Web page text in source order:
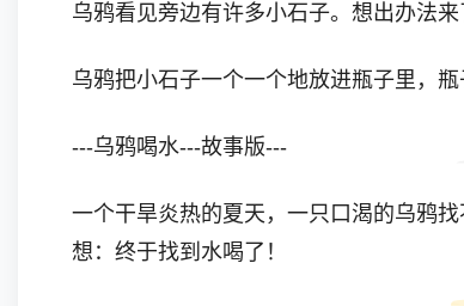
乌鸦看见旁边有许多小石子。想出办法来
乌鸦把小石子一个一个地放进瓶子里，
---乌鸦喝水---故事版---
一个干旱炎热的夏天，一只口渴的乌鸦
想：终于找到水喝了！